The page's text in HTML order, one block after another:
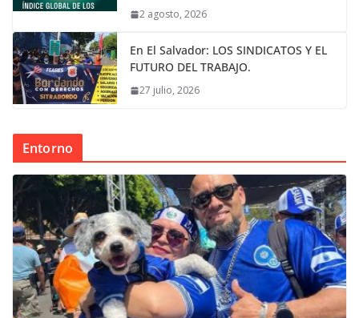
2 agosto, 2026
En El Salvador: LOS SINDICATOS Y EL
FUTURO DEL TRABAJO.
27 julio, 2026
Entorno